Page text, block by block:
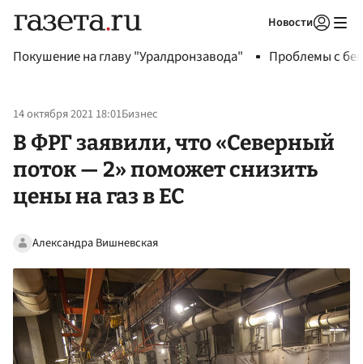
Новости
Покушение на главу "Уралдронзавода" Проблемы с
14 октября 2021 18:01Бизнес
В ФРГ заявили, что «Северный
поток — 2» поможет снизить
цены на газ в ЕС
Александра Вишневская